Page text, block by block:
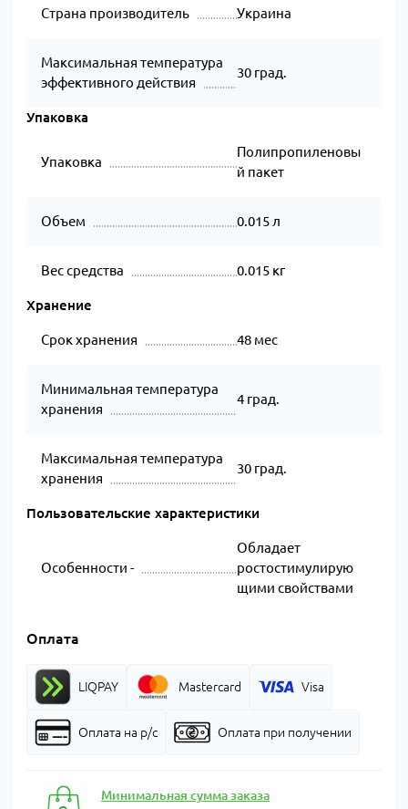
Страна производитель Украина
Максимальная температура
эффективного действия
30 град.
Упаковка
Упаковка
Полипропиленовы
й пакет
Объем 0.015 л
Вес средства 0.015 кг
Хранение
Срок хранения 48 мес
Минимальная температура
хранения
4 град.
Максимальная температура
хранения
30 град.
Пользовательские характеристики
Особенности -
Обладает
ростостимулирую
щими свойствами
Оплата
LIQPAY Mastercard Visa
Оплата на р/с Оплата при получении
Минимальная сумма заказа